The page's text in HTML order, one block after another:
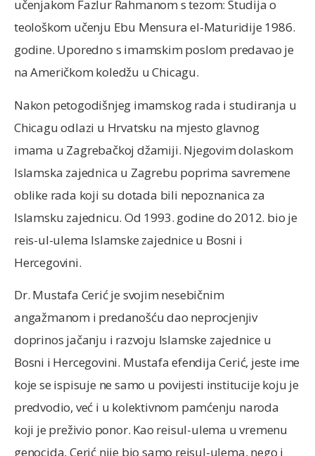
učenjakom Fazlur Rahmanom s tezom: Studija o
teološkom učenju Ebu Mensura el-Maturidije 1986.
godine. Uporedno s imamskim poslom predavao je
na Američkom koledžu u Chicagu.
Nakon petogodišnjeg imamskog rada i studiranja u
Chicagu odlazi u Hrvatsku na mjesto glavnog
imama u Zagrebačkoj džamiji. Njegovim dolaskom
Islamska zajednica u Zagrebu poprima savremene
oblike rada koji su dotada bili nepoznanica za
Islamsku zajednicu. Od 1993. godine do 2012. bio je
reis-ul-ulema Islamske zajednice u Bosni i
Hercegovini.
Dr. Mustafa Cerić je svojim nesebičnim
angažmanom i predanošću dao neprocjenjiv
doprinos jačanju i razvoju Islamske zajednice u
Bosni i Hercegovini. Mustafa efendija Cerić, jeste ime
koje se ispisuje ne samo u povijesti institucije koju je
predvodio, već i u kolektivnom pamćenju naroda
koji je preživio ponor. Kao reisul-ulema u vremenu
genocida, Cerić nije bio samo reisul-ulema, nego i